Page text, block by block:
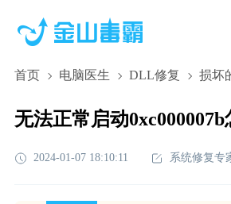
首页 电脑医生 DLL修复 损坏
无法正常启动
2024-01-07 18:10:11 系统修复专